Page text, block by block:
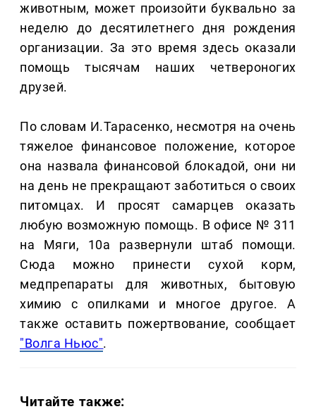
животным, может произойти буквально за
неделю до десятилетнего дня рождения
организации. За это время здесь оказали
помощь тысячам наших четвероногих
друзей.
По словам И.Тарасенко, несмотря на очень
тяжелое финансовое положение, которое
она назвала финансовой блокадой, они ни
на день не прекращают заботиться о своих
питомцах. И просят самарцев оказать
любую возможную помощь. В офисе № 311
на Мяги, 10а развернули штаб помощи.
Сюда можно принести сухой корм,
медпрепараты для животных, бытовую
химию с опилками и многое другое. А
также оставить пожертвование, сообщает
"Волга Ньюс".
Читайте также: